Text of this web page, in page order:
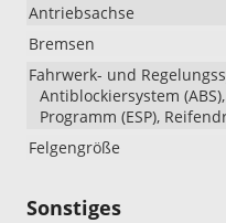
Antriebsachse
Bremsen
Fahrwerk- und
Antiblockiersystem
Programm (ESP),
Felgengröße
Sonstiges